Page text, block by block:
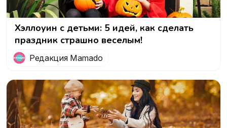
Хэллоуин с детьми: 5 идей, как сделать
праздник страшно веселым!
Редакция Mamado